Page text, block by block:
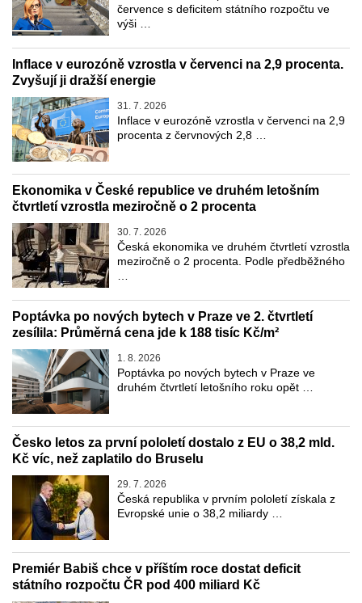
července s deficitem státního rozpočtu ve
výši …
Inflace v eurozóně vzrostla v červenci na 2,9 procenta.
Zvyšují ji dražší energie
31. 7. 2026
Inflace v eurozóně vzrostla v červenci na 2,9
procenta z červnových 2,8 …
Ekonomika v České republice ve druhém letošním
čtvrtletí vzrostla meziročně o 2 procenta
30. 7. 2026
Česká ekonomika ve druhém čtvrtletí vzrostla
meziročně o 2 procenta. Podle předběžného
Poptávka po nových bytech v Praze ve 2. čtvrtletí
zesílila: Průměrná cena jde k 188 tisíc Kč/m²
1. 8. 2026
Poptávka po nových bytech v Praze ve
druhém čtvrtletí letošního roku opět …
Česko letos za první pololetí dostalo z EU o 38,2 mld.
Kč víc, než zaplatilo do Bruselu
29. 7. 2026
Česká republika v prvním pololetí získala z
Evropské unie o 38,2 miliardy …
Premiér Babiš chce v příštím roce dostat deficit
státního rozpočtu ČR pod 400 miliard Kč